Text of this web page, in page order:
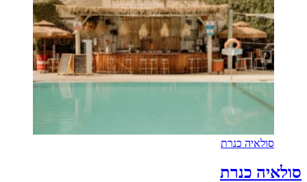
סולאיה כנרת
סולאיה כנרת